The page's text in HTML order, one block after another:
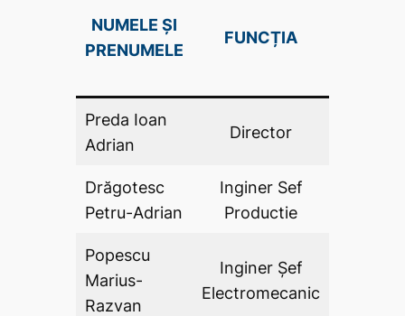
NUMELE ȘI
PRENUMELE
FUNCȚIA
Preda Ioan
Adrian
Director
Drăgotesc
Petru-Adrian
Inginer Sef
Productie
Popescu
Marius-
Razvan
Inginer Şef
Electromecanic